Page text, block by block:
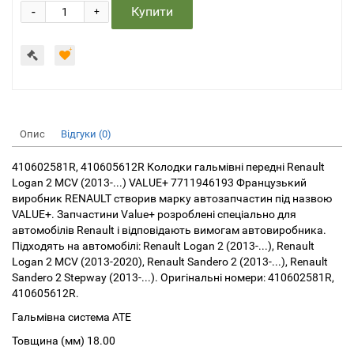
+
- Купити
Опис Відгуки (0)
410602581R, 410605612R Колодки гальмівні передні Renault
Logan 2 MCV (2013-...) VALUE+ 7711946193 Французький
виробник RENAULT створив марку автозапчастин під назвою
VALUE+. Запчастини Value+ розроблені спеціально для
автомобілів Renault і відповідають вимогам автовиробника.
Підходять на автомобілі: Renault Logan 2 (2013-...), Renault
Logan 2 MCV (2013-2020), Renault Sandero 2 (2013-...), Renault
Sandero 2 Stepway (2013-...). Оригінальні номери: 410602581R,
410605612R.
Гальмівна система АТЕ
Товщина (мм) 18.00